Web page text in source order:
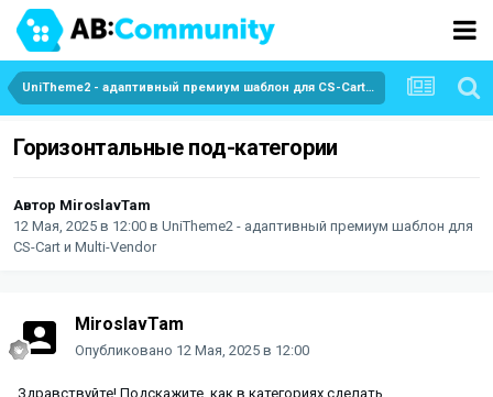
UniTheme2 - адаптивный премиум шаблон для CS-Cart и Multi-Vendor
Горизонтальные под-категории
Автор MiroslavTam
12 Мая, 2025 в 12:00 в UniTheme2 - адаптивный премиум шаблон для
CS-Cart и Multi-Vendor
MiroslavTam
Опубликовано 12 Мая, 2025 в 12:00
Здравствуйте! Подскажите, как в категориях сделать